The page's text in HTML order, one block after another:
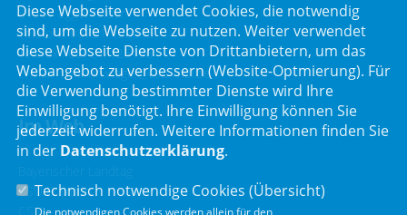
84307 Eggenfelden
Telefon :08721/125495
Telefax : 08721/125496
E-Mail :martin.wagle@csu-mdl.de
Im Web
CSU Fraktion
CSU
Diese Webseite verwendet Cookies, die notwendig
sind, um die Webseite zu nutzen. Weiter verwendet
diese Webseite Dienste von Drittanbietern, um das
Webangebot zu verbessern (Website-Optmierung). Für
die Verwendung bestimmter Dienste wird Ihre
Einwilligung benötigt. Ihre Einwilligung können Sie
jederzeit widerrufen. Weitere Informationen finden Sie
in der Datenschutzerklärung.
Technisch notwendige Cookies (Übersicht)
Die notwendigen Cookies werden allein für den